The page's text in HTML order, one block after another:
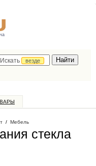
Искать
везде
/ Мебель
стекла